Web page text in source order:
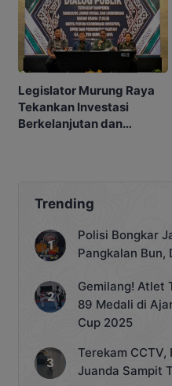
Legislator Murung Raya
Tekankan Investasi
Berkelanjutan dan
Trending
Polisi Bongkar
Pangkalan Bun,
Gemilang! Atlet
89 Medali di
Cup 2025
Terekam
Juanda Sampit